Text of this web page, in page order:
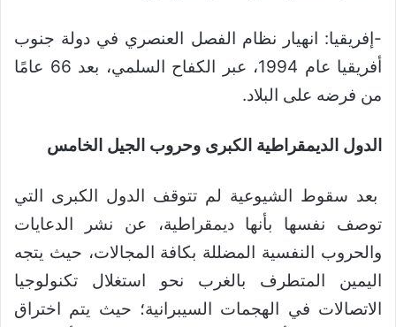
-إفريقيا: انهيار نظام الفصل العنصري في دولة جنوب
أفريقيا عام 1994، عبر الكفاح السلمي، بعد 66 عامًا
من فرضه على البلاد.
الدول الديمقراطية الكبرى وحروب الجيل الخامس
بعد سقوط الشيوعية لم تتوقف الدول الكبرى التي
توصف نفسها بأنها ديمقراطية، عن نشر الدعايات
والحروب النفسية المضللة بكافة المجالات، حيث يتجه
اليمين المتطرف بالغرب نحو استغلال تكنولوجيا
الاتصالات في الهجمات السيبرانية؛ حيث يتم اختراق